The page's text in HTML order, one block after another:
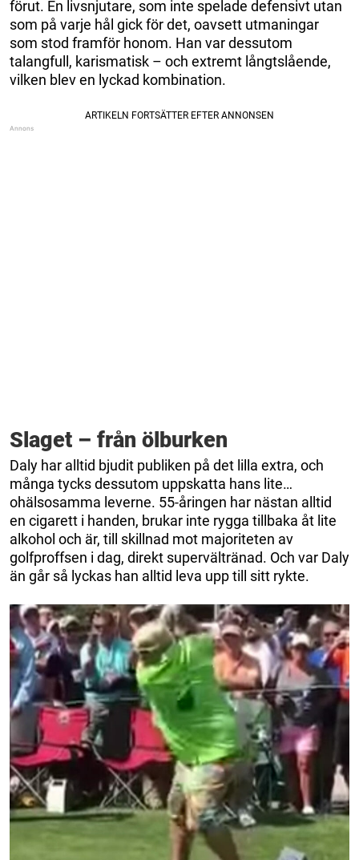
förut. En livsnjutare, som inte spelade defensivt utan
som på varje hål gick för det, oavsett utmaningar
som stod framför honom. Han var dessutom
talangfull, karismatisk – och extremt långtslående,
vilken blev en lyckad kombination.
Slaget – från ölburken
Daly har alltid bjudit publiken på det lilla extra, och
många tycks dessutom uppskatta hans lite…
ohälsosamma leverne. 55-åringen har nästan alltid
en cigarett i handen, brukar inte rygga tillbaka åt lite
alkohol och är, till skillnad mot majoriteten av
golfproffsen i dag, direkt supervältränad. Och var Daly
än går så lyckas han alltid leva upp till sitt rykte.